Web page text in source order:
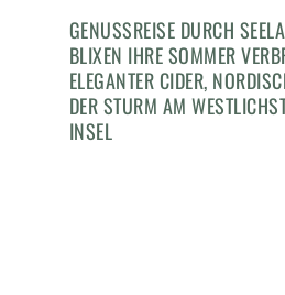
GENUSSREISE DURCH
BLIXEN IHRE SOMMER
ELEGANTER CIDER,
DER STURM AM
INSEL